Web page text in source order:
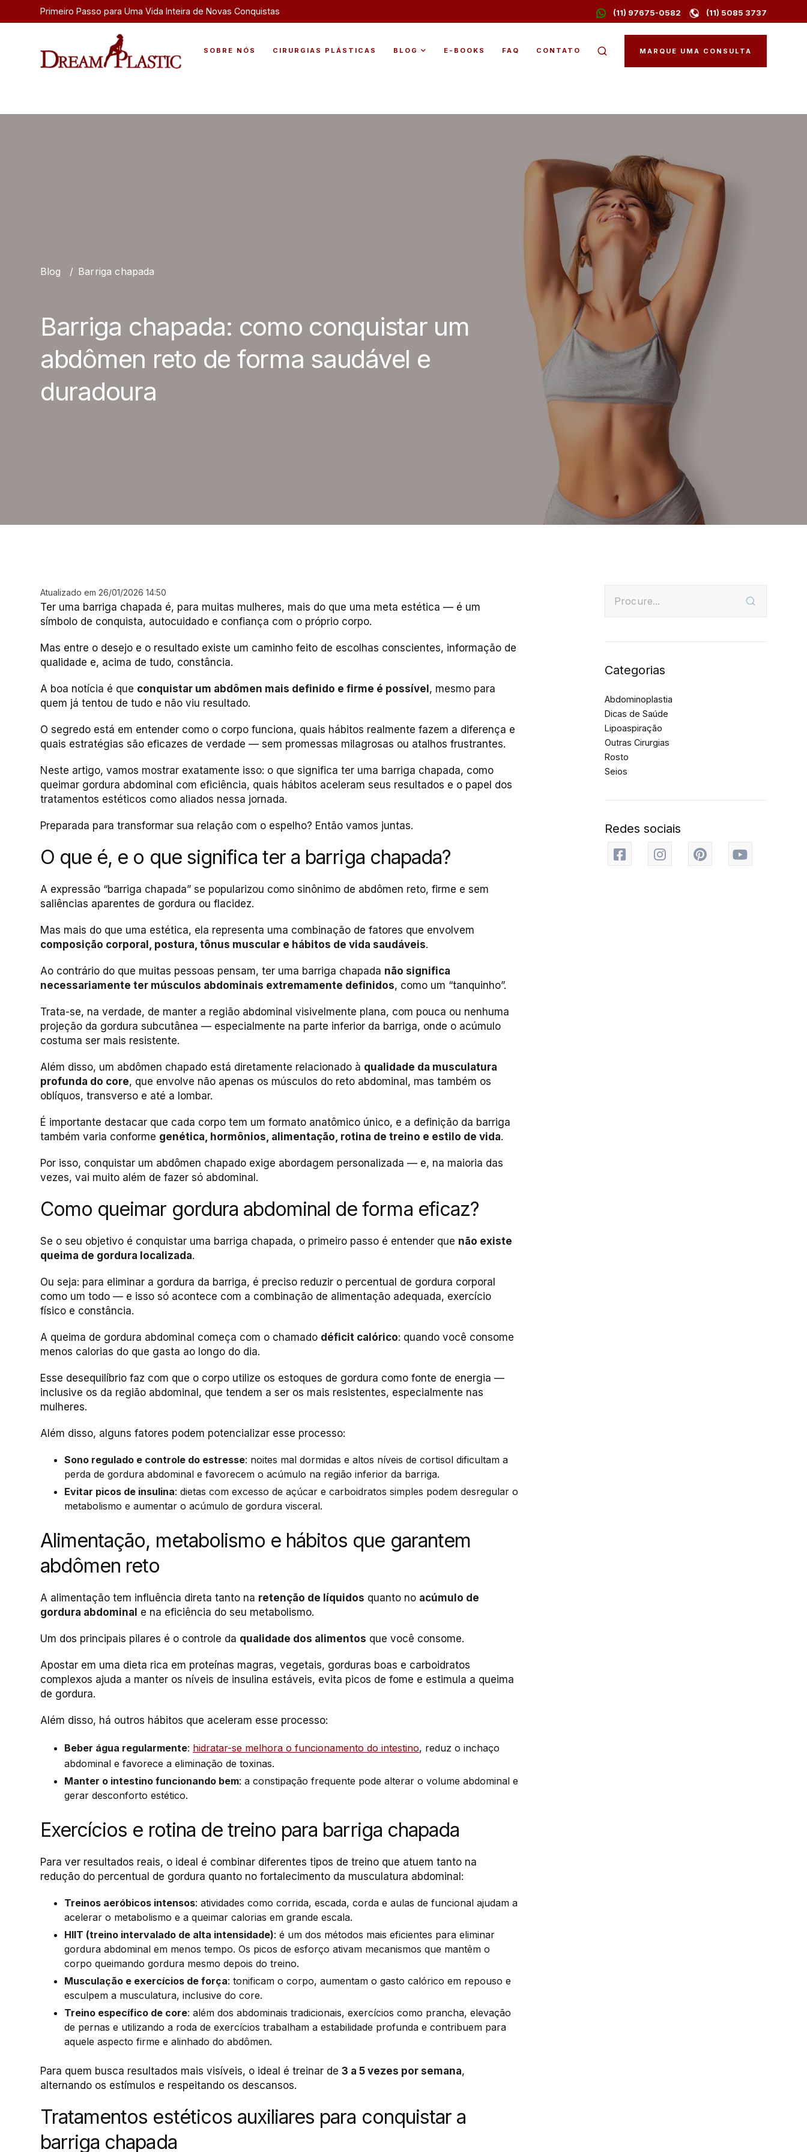
Primeiro Passo para Uma Vida Inteira de Novas Conquistas (11) 5085 3737
(11) 97675-0582
SOBRE NÓS CIRURGIAS PLÁSTICAS BLOG E-BOOKS FAQ CONTATO MARQUE UMA CONSULTA
Blog / Barriga chapada
Barriga chapada: como conquistar um
abdômen reto de forma saudável e
duradoura
Atualizado em 26/01/2026 14:50
Ter uma barriga chapada é, para muitas mulheres, mais do que uma meta estética — é um
símbolo de conquista, autocuidado e confiança com o próprio corpo.
Mas entre o desejo e o resultado existe um caminho feito de escolhas conscientes, informação de
qualidade e, acima de tudo, constância.
A boa notícia é que conquistar um abdômen mais definido e firme é possível , mesmo para
quem já tentou de tudo e não viu resultado.
O segredo está em entender como o corpo funciona, quais hábitos realmente fazem a diferença e
quais estratégias são eficazes de verdade — sem promessas milagrosas ou atalhos frustrantes.
Neste artigo, vamos mostrar exatamente isso: o que significa ter uma barriga chapada, como
queimar gordura abdominal com eficiência, quais hábitos aceleram seus resultados e o papel dos
tratamentos estéticos como aliados nessa jornada.
Preparada para transformar sua relação com o espelho? Então vamos juntas.
O que é, e o que significa ter a barriga chapada?
A expressão “barriga chapada” se popularizou como sinônimo de abdômen reto, firme e sem
saliências aparentes de gordura ou flacidez.
Mas mais do que uma estética, ela representa uma combinação de fatores que envolvem
composição corporal, postura, tônus muscular e hábitos de vida saudáveis.
Ao contrário do que muitas pessoas pensam, ter uma barriga chapada não significa
necessariamente ter músculos abdominais extremamente definidos, como um “tanquinho”.
Trata-se, na verdade, de manter a região abdominal visivelmente plana, com pouca ou nenhuma
projeção da gordura subcutânea — especialmente na parte inferior da barriga, onde o acúmulo
costuma ser mais resistente.
Além disso, um abdômen chapado está diretamente relacionado à qualidade da musculatura
profunda do core, que envolve não apenas os músculos do reto abdominal, mas também os
oblíquos, transverso e até a lombar.
É importante destacar que cada corpo tem um formato anatômico único, e a definição da barriga
também varia conforme genética, hormônios, alimentação, rotina de treino e estilo de vida.
Por isso, conquistar um abdômen chapado exige abordagem personalizada — e, na maioria das
vezes, vai muito além de fazer só abdominal.
Como queimar gordura abdominal de forma eficaz?
Se o seu objetivo é conquistar uma barriga chapada, o primeiro passo é entender que não existe
queima de gordura localizada.
Ou seja: para eliminar a gordura da barriga, é preciso reduzir o percentual de gordura corporal
como um todo — e isso só acontece com a combinação de alimentação adequada, exercício
físico e constância.
A queima de gordura abdominal começa com o chamado déficit calórico: quando você consome
menos calorias do que gasta ao longo do dia.
Esse desequilíbrio faz com que o corpo utilize os estoques de gordura como fonte de energia —
inclusive os da região abdominal, que tendem a ser os mais resistentes, especialmente nas
mulheres.
Além disso, alguns fatores podem potencializar esse processo:
Sono regulado e controle do estresse: noites mal dormidas e altos níveis de cortisol dificultam a
perda de gordura abdominal e favorecem o acúmulo na região inferior da barriga.
Evitar picos de insulina: dietas com excesso de açúcar e carboidratos simples podem desregular o
metabolismo e aumentar o acúmulo de gordura visceral.
Alimentação, metabolismo e hábitos que garantem
abdômen reto
A alimentação tem influência direta tanto na retenção de líquidos quanto no acúmulo de
gordura abdominal e na eficiência do seu metabolismo.
Um dos principais pilares é o controle da qualidade dos alimentos que você consome.
Apostar em uma dieta rica em proteínas magras, vegetais, gorduras boas e carboidratos
complexos ajuda a manter os níveis de insulina estáveis, evita picos de fome e estimula a queima
de gordura.
Além disso, há outros hábitos que aceleram esse processo:
Beber água regularmente: hidratar-se melhora o funcionamento do intestino, reduz o inchaço
abdominal e favorece a eliminação de toxinas.
Manter o intestino funcionando bem: a constipação frequente pode alterar o volume abdominal e
gerar desconforto estético.
Exercícios e rotina de treino para barriga chapada
Para ver resultados reais, o ideal é combinar diferentes tipos de treino que atuem tanto na
redução do percentual de gordura quanto no fortalecimento da musculatura abdominal:
Treinos aeróbicos intensos: atividades como corrida, escada, corda e aulas de funcional ajudam a
acelerar o metabolismo e a queimar calorias em grande escala.
HIIT (treino intervalado de alta intensidade): é um dos métodos mais eficientes para eliminar
gordura abdominal em menos tempo. Os picos de esforço ativam mecanismos que mantêm o
corpo queimando gordura mesmo depois do treino.
Musculação e exercícios de força: tonificam o corpo, aumentam o gasto calórico em repouso e
esculpem a musculatura, inclusive do core.
Treino específico de core: além dos abdominais tradicionais, exercícios como prancha, elevação
de pernas e utilizando a roda de exercícios trabalham a estabilidade profunda e contribuem para
aquele aspecto firme e alinhado do abdômen.
Para quem busca resultados mais visíveis, o ideal é treinar de 3 a 5 vezes por semana,
alternando os estímulos e respeitando os descansos.
Tratamentos estéticos auxiliares para conquistar a
barriga chapada
Categorias
Abdominoplastia
Dicas de Saúde
Lipoaspiração
Outras Cirurgias
Rosto
Seios
Redes sociais